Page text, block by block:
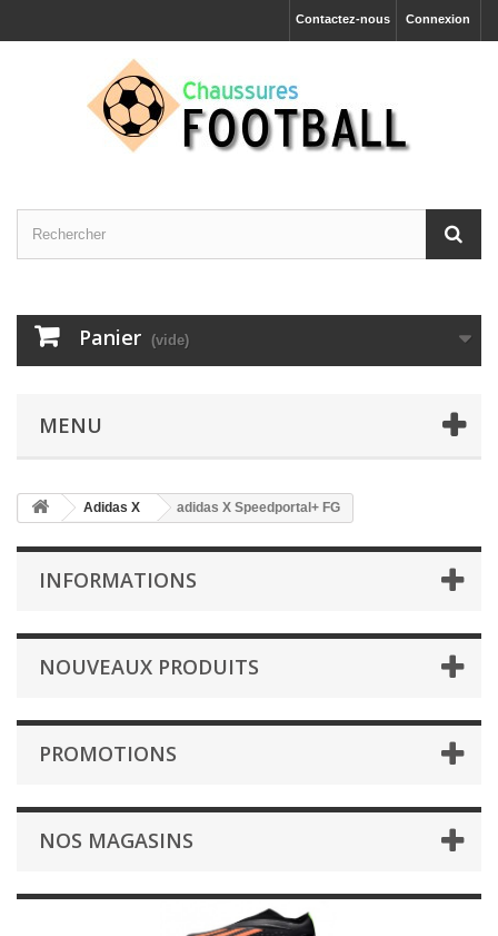
Connexion
Contactez-nous
Panier (vide)
MENU
Adidas X adidas X Speedportal+ FG
INFORMATIONS
NOUVEAUX PRODUITS
PROMOTIONS
NOS MAGASINS